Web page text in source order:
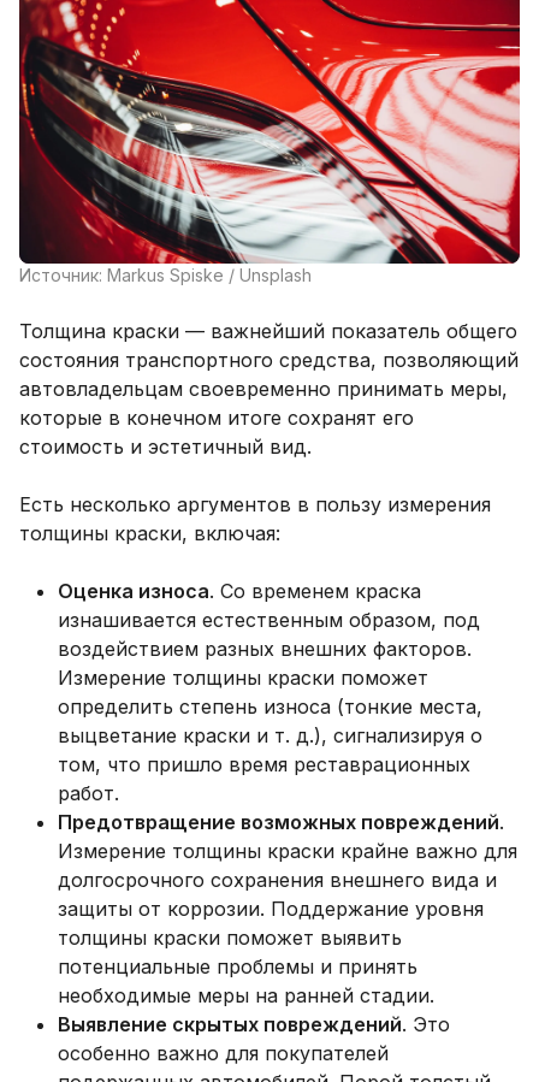
Источник: Markus Spiske / Unsplash
Толщина краски — важнейший показатель общего
состояния транспортного средства, позволяющий
автовладельцам своевременно принимать меры,
которые в конечном итоге сохранят его
стоимость и эстетичный вид.
Есть несколько аргументов в пользу измерения
толщины краски, включая:
Оценка износа. Со временем краска
изнашивается естественным образом, под
воздействием разных внешних факторов.
Измерение толщины краски поможет
определить степень износа (тонкие места,
выцветание краски и т. д.), сигнализируя о
том, что пришло время реставрационных
работ.
Предотвращение возможных повреждений.
Измерение толщины краски крайне важно для
долгосрочного сохранения внешнего вида и
защиты от коррозии. Поддержание уровня
толщины краски поможет выявить
потенциальные проблемы и принять
необходимые меры на ранней стадии.
Выявление скрытых повреждений. Это
особенно важно для покупателей